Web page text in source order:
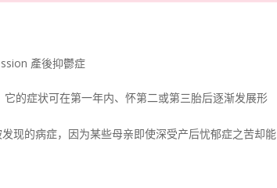
產後抑鬱症
的症状可在第一年内、怀第二或第三胎后逐渐发展形
现的病症，因为某些母亲即使深受产后忧郁症之苦却能